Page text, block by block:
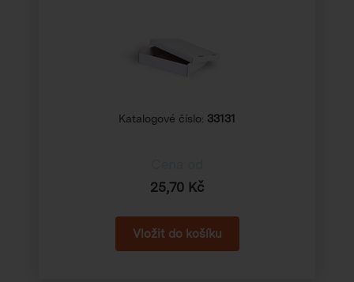
Katalogové číslo: 33131
25,70 Kč